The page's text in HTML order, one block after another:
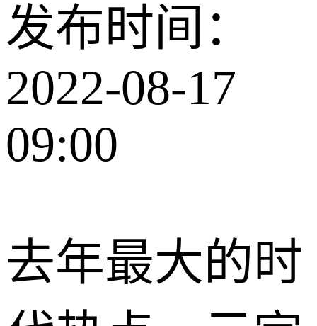
发布时间：
2022-08-17
09:00
去年最大的时